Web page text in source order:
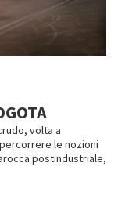
volta a
le nozioni
postindustriale,